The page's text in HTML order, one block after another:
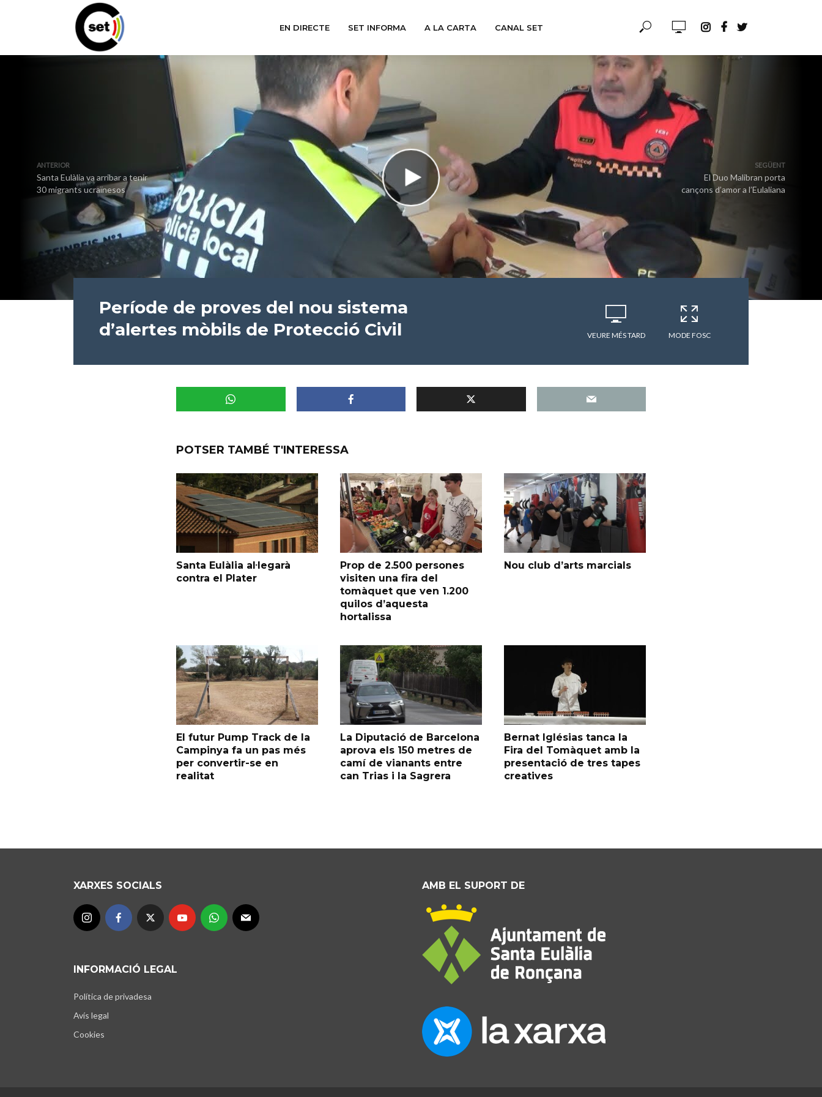
EN DIRECTE SET INFORMA A LA CARTA CANAL SET
ANTERIOR
Santa Eulàlia va arribar a tenir
30 migrants ucraïnesos
SEGÜENT
El Duo Malibran porta
cançons d’amor a l’Eulaliana
Període de proves del nou sistema
d’alertes mòbils de Protecció Civil
VEURE MÉS TARD MODE FOSC
POTSER TAMBÉ T'INTERESSA
Santa Eulàlia al·legarà
contra el Plater
Prop de 2.500 persones
visiten una fira del
tomàquet que ven 1.200
quilos d’aquesta
hortalissa
Nou club d’arts marcials
El futur Pump Track de la
Campinya fa un pas més
per convertir-se en
realitat
La Diputació de Barcelona
aprova els 150 metres de
camí de vianants entre
can Trias i la Sagrera
Bernat Iglésias tanca la
Fira del Tomàquet amb la
presentació de tres tapes
creatives
XARXES SOCIALS
INFORMACIÓ LEGAL
Política de privadesa
Avís legal
Cookies
AMB EL SUPORT DE